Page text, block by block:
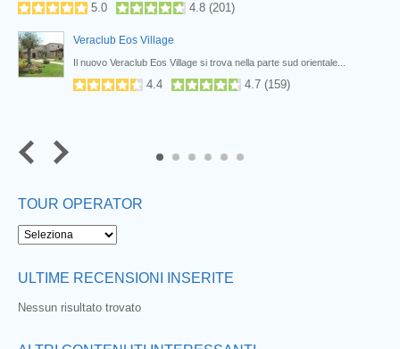
5.0 4.8 (201)
Veraclub Eos Village
Il nuovo Veraclub Eos Village si trova nella parte sud orientale...
4.4 4.7 (159)
TOUR OPERATOR
ULTIME RECENSIONI INSERITE
Nessun risultato trovato